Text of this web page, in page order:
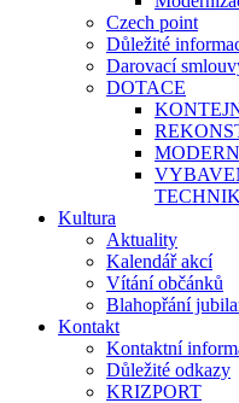
Czech point
Důležité
Darovací
DOTACE
Kultura
Aktuality
Kalendář akcí
Vítání občánků
Blahopřání
Kontakt
Kontaktní
Důležité odkazy
KRIZPORT